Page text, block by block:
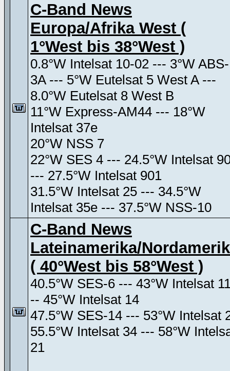
C-Band News
Europa/Afrika West (
1°West bis 38°West )
0.8°W Intelsat 10-02 --- 3°W ABS-
3A --- 5°W Eutelsat 5 West A ---
8.0°W Eutelsat 8 West B
11°W Express-AM44 --- 18°W
Intelsat 37e
20°W NSS 7
22°W SES 4 --- 24.5°W Intelsat
--- 27.5°W Intelsat 901
31.5°W Intelsat 25 --- 34.5°W
Intelsat 35e --- 37.5°W NSS-10
C-Band News
Lateinamerika/
( 40°West bis 58°West )
40.5°W SES-6 --- 43°W Intelsat
-- 45°W Intelsat 14
47.5°W SES-14 --- 53°W Intelsat
55.5°W Intelsat 34 --- 58°W
21